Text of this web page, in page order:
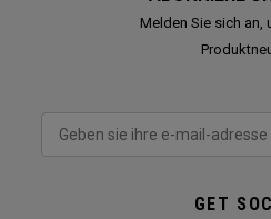
Melden Sie sich an,
GET